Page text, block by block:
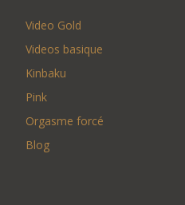
Video Gold
Videos basique
Kinbaku
Pink
Orgasme forcé
Blog